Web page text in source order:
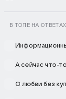
В ТОПЕ НА ОТВЕТАХ
А сейчас что-
О любви без